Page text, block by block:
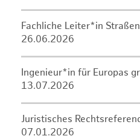
Fachliche Leiter*in
26.06.2026
Ingenieur*in für Europas
13.07.2026
Juristisches
07.01.2026